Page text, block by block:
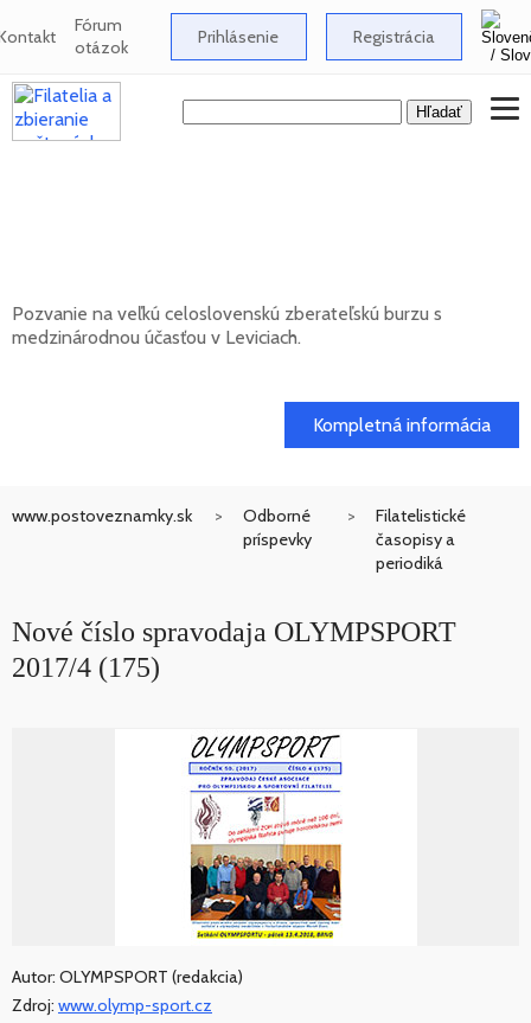
Fórum
otázok Prihlásenie Registrácia
Pozvanie na veľkú celoslovenskú zberateľskú burzu s
medzinárodnou účasťou v Leviciach.
Kompletná informácia
www.postoveznamky.sk
Odborné
príspevky
Filatelistické
časopisy a
periodiká
Nové číslo spravodaja OLYMPSPORT
2017/4 (175)
Autor: OLYMPSPORT (redakcia)
Zdroj: www.olymp-sport.cz